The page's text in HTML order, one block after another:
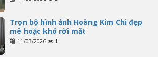
Trọn bộ hình ảnh Hoàng Kim Chi đẹp
mê hoặc khó rời mắt
11/03/2026 1